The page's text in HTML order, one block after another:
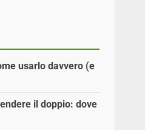
usarlo davvero (e
il doppio: dove